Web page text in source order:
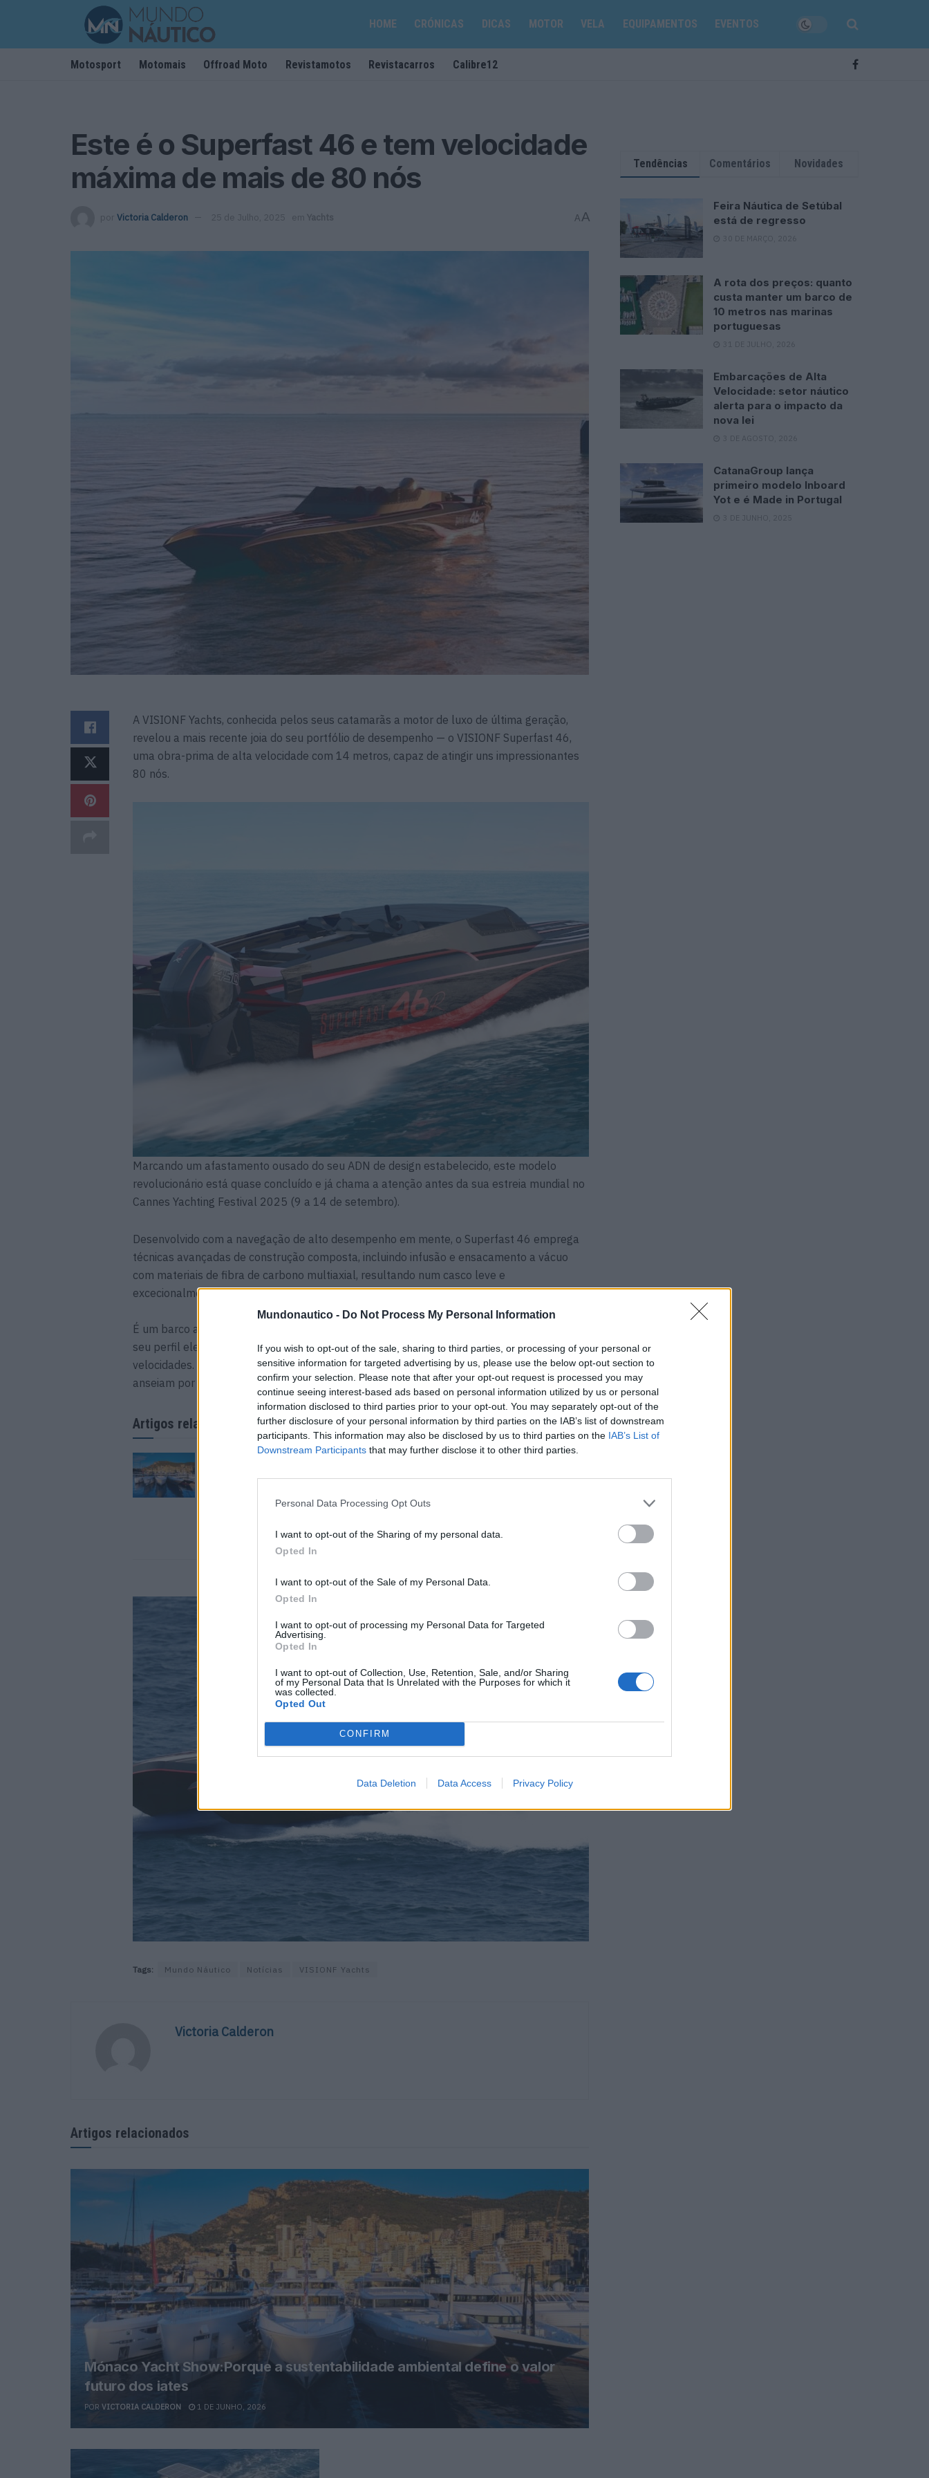
Mundonautico - Do Not Process My Personal Information
If you wish to opt-out of the sale, sharing to third parties, or processing of your personal or
sensitive information for targeted advertising by us, please use the below opt-out section to
confirm your selection. Please note that after your opt-out request is processed you may
continue seeing interest-based ads based on personal information utilized by us or personal
information disclosed to third parties prior to your opt-out. You may separately opt-out of the
further disclosure of your personal information by third parties on the IAB’s list of downstream
participants. This information may also be disclosed by us to third parties on the IAB’s List of
Downstream Participants that may further disclose it to other third parties.
Personal Data Processing Opt Outs
I want to opt-out of the Sharing of my personal data.
Opted In
I want to opt-out of the Sale of my Personal Data.
Opted In
I want to opt-out of processing my Personal Data for Targeted
Advertising.
Opted In
I want to opt-out of Collection, Use, Retention, Sale, and/or Sharing
of my Personal Data that Is Unrelated with the Purposes for which it
was collected.
Opted Out
CONFIRM
Data Deletion Data Access Privacy Policy
HOME CRÓNICAS DICAS MOTOR VELA EQUIPAMENTOS EVENTOS
Motosport Motomais Offroad Moto Revistamotos Revistacarros Calibre12
Este é o Superfast 46 e tem velocidade
máxima de mais de 80 nós
por Victoria Calderon 25 de Julho, 2025 em Yachts AA
A VISIONF Yachts, conhecida pelos seus catamarãs a motor de luxo de última geração,
revelou a mais recente joia do seu portfólio de desempenho — o VISIONF Superfast 46,
uma obra-prima de alta velocidade com 14 metros, capaz de atingir uns impressionantes
80 nós.
Marcando um afastamento ousado do seu ADN de design estabelecido, este modelo
revolucionário está quase concluído e já chama a atenção antes da sua estreia mundial no
Cannes Yachting Festival 2025 (9 a 14 de setembro).
Desenvolvido com a navegação de alto desempenho em mente, o Superfast 46 emprega
técnicas avançadas de construção composta, incluindo infusão e ensacamento a vácuo
com materiais de fibra de carbono multiaxial, resultando num casco leve e
excecionalmente resistente.
É um barco a motor que não só corta a água com agilidade, mas também se destaca pelo
seu perfil elegante e aerodinâmico e pela sua manobrabilidade incomparável a altas
velocidades. É potente, provocante e concebido especificamente para entusiastas que
anseiam por velocidade sem compromissos. Esta é a VISIONF como nunca se viu antes.
Artigos relacionados
Mónaco Yacht Show:Porque
futuro dos iates
Pioneer Yachts: a nova
Tags: Mundo Náutico Notícias VISIONF Yachts
Victoria Calderon
Artigos relacionados
Mónaco Yacht Show:Porque a sustentabilidade ambiental define o valor
futuro dos iates
POR VICTORIA CALDERON 1 DE JUNHO, 2026
Tendências Comentários Novidades
Feira Náutica de Setúbal
está de regresso
30 DE MARÇO, 2026
A rota dos preços: quanto
custa manter um barco de
10 metros nas marinas
portuguesas
31 DE JULHO, 2026
Embarcações de Alta
Velocidade: setor náutico
alerta para o impacto da
nova lei
3 DE AGOSTO, 2026
CatanaGroup lança
primeiro modelo Inboard
Yot e é Made in Portugal
3 DE JUNHO, 2025